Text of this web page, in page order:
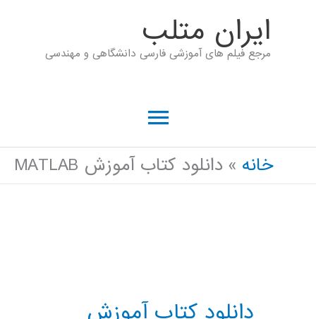
ايران متلب
مرجع فیلم های آموزشی فارسی دانشگاهی و مهندسی
فهرست
اصلی
خانه دانلود کتاب آموزش MATLAB
دانلود کتاب آموزش